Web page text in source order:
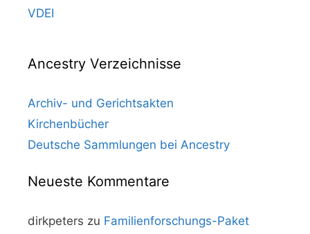
VDEI
Ancestry Verzeichnisse
Archiv- und Gerichtsakten
Kirchenbücher
Deutsche Sammlungen bei Ancestry
Neueste Kommentare
dirkpeters zu Familienforschungs-Paket